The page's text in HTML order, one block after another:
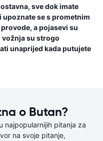
sve dok imate
se s prometnim
a pojasevi su
vožnja su strogo
unaprijed kada putujete
o Butan?
najpopularnijih pitanja za
na svoje pitanje,